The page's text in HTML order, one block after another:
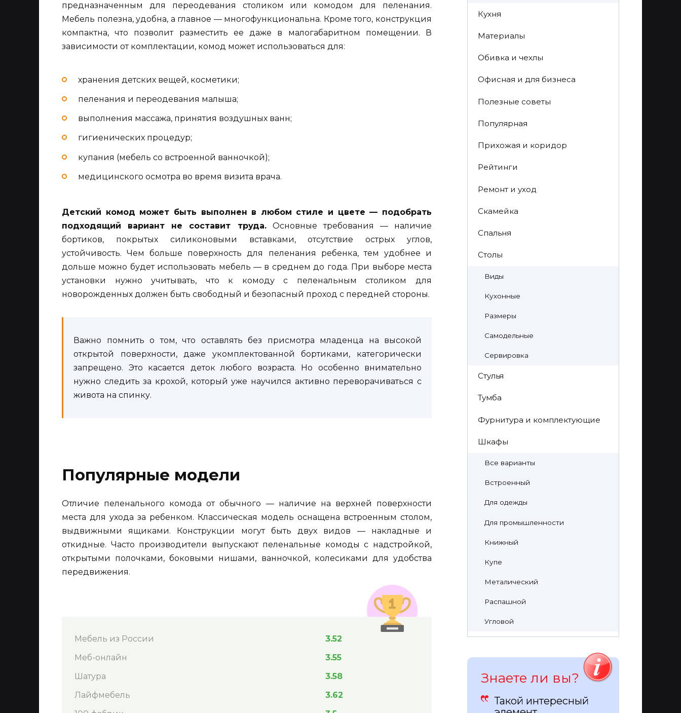
предназначенным для переодевания столиком или комодом для пеленания.
Мебель полезна, удобна, а главное — многофункциональна. Кроме того, конструкция
компактна, что позволит разместить ее даже в малогабаритном помещении. В
зависимости от комплектации, комод может использоваться для:
хранения детских вещей, косметики;
пеленания и переодевания малыша;
выполнения массажа, принятия воздушных ванн;
гигиенических процедур;
купания (мебель со встроенной ванночкой);
медицинского осмотра во время визита врача.
Детский комод может быть выполнен в любом стиле и цвете — подобрать
подходящий вариант не составит труда.Основные требования — наличие
бортиков, покрытых силиконовыми вставками, отсутствие острых углов,
устойчивость. Чем больше поверхность для пеленания ребенка, тем удобнее и
дольше можно будет использовать мебель — в среднем до года. При выборе места
установки нужно учитывать, что к комоду с пеленальным столиком для
новорожденных должен быть свободный и безопасный проход с передней стороны.
Важно помнить о том, что оставлять без присмотра младенца на высокой
открытой поверхности, даже укомплектованной бортиками, категорически
запрещено. Это касается деток любого возраста. Но особенно внимательно
нужно следить за крохой, который уже научился активно переворачиваться с
живота на спинку.
Популярные модели
Отличие пеленального комода от обычного — наличие на верхней поверхности
места для ухода за ребенком. Классическая модель оснащена встроенным столом,
выдвижными ящиками. Конструкции могут быть двух видов — накладные и
откидные. Часто производители выпускают пеленальные комоды с надстройкой,
открытыми полочками, боковыми нишами, ванночкой, колесиками для удобства
передвижения.
Мебель из России
3.52
Меб-онлайн
3.55
Шатура
3.58
Лайфмебель
3.62
Кухня
Материалы
Обивка и чехлы
Офисная и для бизнеса
Полезные советы
Популярная
Прихожая и коридор
Рейтинги
Ремонт и уход
Скамейка
Спальня
Столы
Виды
Кухонные
Размеры
Самодельные
Сервировка
Стулья
Тумба
Фурнитура и комплектующие
Шкафы
Все варианты
Встроенный
Для одежды
Для промышленности
Книжный
Купе
Металический
Распашной
Угловой
Знаете ли вы?
Такой интересный